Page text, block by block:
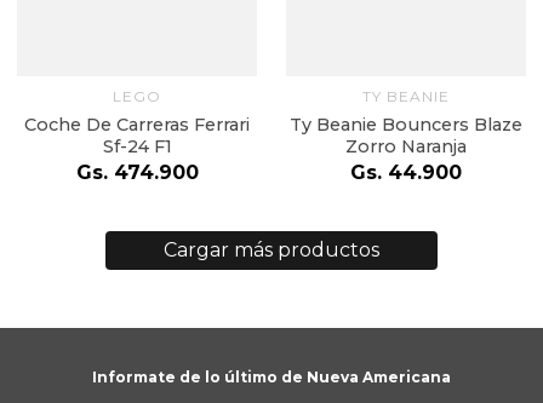
LEGO
Coche De Carreras Ferrari
Sf-24 F1
Gs. 474.900
TY BEANIE
Ty Beanie Bouncers Blaze
Zorro Naranja
Gs. 44.900
Informate de lo último de Nueva Americana